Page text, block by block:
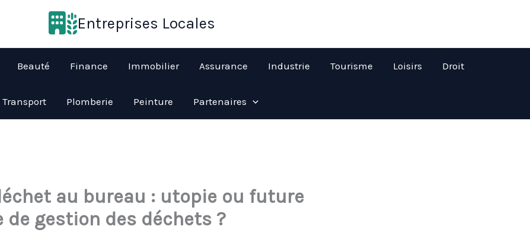
Entreprises Locales
Beauté Finance Immobilier Assurance Industrie Tourisme Loisirs Droit
Transport Plomberie Peinture Partenaires
au bureau : utopie ou future
de gestion des déchets ?